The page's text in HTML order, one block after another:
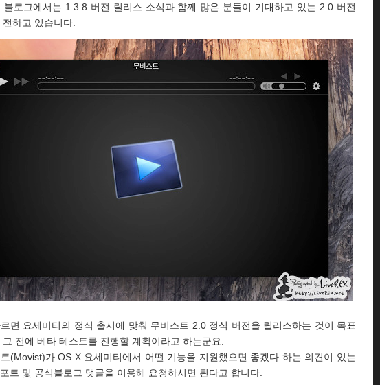
블로그에서는 1.3.8 버전 릴리스 소식과 함께 많은 분들이 기대하고 있는 2.0 버전
하고 있습니다.
면 요세미티의 정식 출시에 맞춰 무비스트 2.0 정식 버전을 릴리스하는 것이 목표
전에 베타 테스트를 진행할 계획이라고 하는군요.
(Movist)가 OS X 요세미티에서 어떤 기능을 지원했으면 좋겠다 하는 의견이 있는
트 및 공식블로그 댓글을 이용해 요청하시면 된다고 합니다.